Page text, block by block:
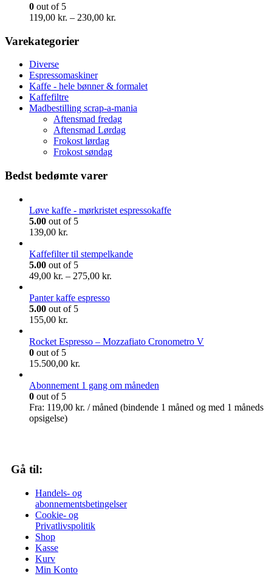
kan
vælges
0 out of 5
119,00 kr. – 230,00 kr.
Varekategorier
Diverse
Espressomaskiner
Kaffe - hele bønner & formalet
Kaffefiltre
Madbestilling scrap-a-mania
Aftensmad fredag
Aftensmad Lørdag
Frokost lørdag
Frokost søndag
Bedst bedømte varer
Løve kaffe - mørkristet espressokaffe
5.00 out of 5
139,00 kr.
Kaffefilter til stempelkande
5.00 out of 5
49,00 kr. – 275,00 kr.
Panter kaffe espresso
5.00 out of 5
155,00 kr.
Rocket Espresso – Mozzafiato Cronometro V
0 out of 5
15.500,00 kr.
Abonnement 1 gang om måneden
0 out of 5
Fra: 119,00 kr. / måned (bindende 1 måned og med 1 måneds
opsigelse)
Gå til:
Handels- og
abonnementsbetingelser
Cookie- og
Privatlivspolitik
Shop
Kasse
Kurv
Min Konto